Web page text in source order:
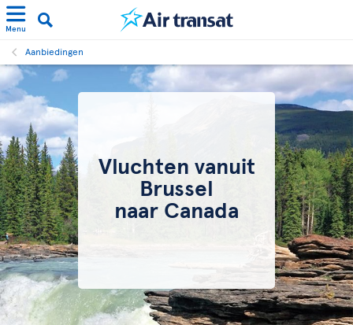
Menu
Aanbiedingen
Vluchten vanuit
Brussel
naar Canada